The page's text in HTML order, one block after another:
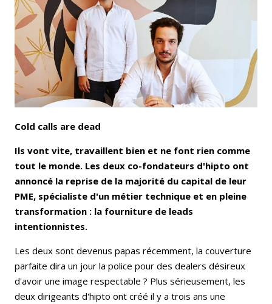
Email Facebook LinkedIn
Bluesky Whatsapp
Cold calls are dead
Ils vont vite, travaillent bien et ne font rien comme
tout le monde. Les deux co-fondateurs d'hipto ont
annoncé la reprise de la majorité du capital de leur
PME, spécialiste d'un métier technique et en pleine
transformation : la fourniture de leads
intentionnistes.
Les deux sont devenus papas récemment, la couverture
parfaite dira un jour la police pour des dealers désireux
d'avoir une image respectable ? Plus sérieusement, les
deux dirigeants d'hipto ont créé il y a trois ans une